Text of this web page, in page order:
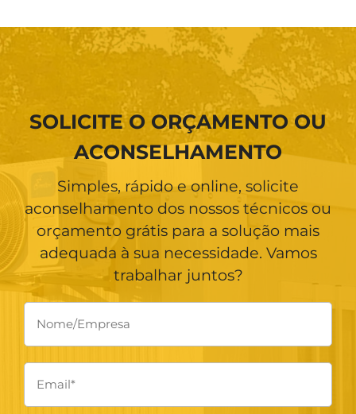
SOLICITE O ORÇAMENTO OU
ACONSELHAMENTO
Simples, rápido e online, solicite
aconselhamento dos nossos técnicos ou
orçamento grátis para a solução mais
adequada à sua necessidade. Vamos
trabalhar juntos?